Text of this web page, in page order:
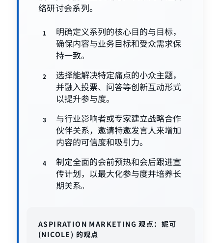
络研讨会系列。
明确定义系列的核心目的与目标，
确保内容与业务目标和受众需求保
持一致。
选择能解决特定痛点的小众主题，
并融入投票、问答等创新互动形式
以提升参与度。
与行业影响者或专家建立战略合作
伙伴关系，邀请特邀发言人来增加
内容的可信度和吸引力。
制定全面的会前预热和会后跟进宣
传计划，以最大化参与度并培养长
期关系。
ASPIRATION MARKETING 观点：妮可
(NICOLE) 的观点